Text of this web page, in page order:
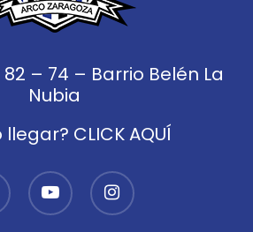
– 74 – Barrio Belén La
Nubia
CLICK AQUÍ
youtube instagram